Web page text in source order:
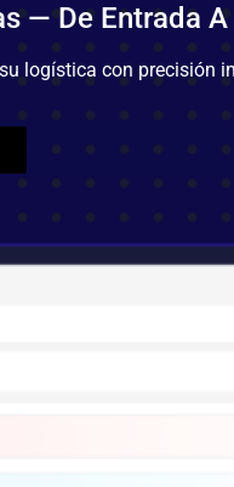
— De Entrada
logística con precisión